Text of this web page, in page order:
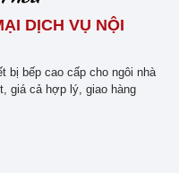
DỊCH VỤ NỘI
bị bếp cao cấp cho ngôi nhà
giá cả hợp lý, giao hàng